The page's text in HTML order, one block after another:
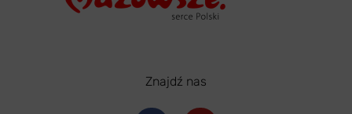
Znajdź nas